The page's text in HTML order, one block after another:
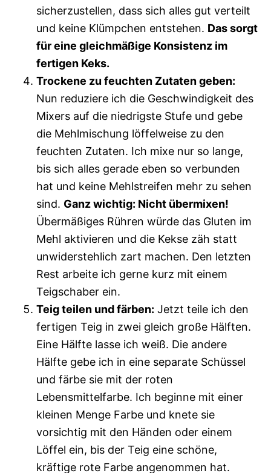
sicherzustellen, dass sich alles gut verteilt
und keine Klümpchen entstehen. Das sorgt
für eine gleichmäßige Konsistenz im
fertigen Keks.
Trockene zu feuchten Zutaten geben:
Nun reduziere ich die Geschwindigkeit des
Mixers auf die niedrigste Stufe und gebe
die Mehlmischung löffelweise zu den
feuchten Zutaten. Ich mixe nur so lange,
bis sich alles gerade eben so verbunden
hat und keine Mehlstreifen mehr zu sehen
sind. Ganz wichtig: Nicht übermixen!
Übermäßiges Rühren würde das Gluten im
Mehl aktivieren und die Kekse zäh statt
unwiderstehlich zart machen. Den letzten
Rest arbeite ich gerne kurz mit einem
Teigschaber ein.
Teig teilen und färben: Jetzt teile ich den
fertigen Teig in zwei gleich große Hälften.
Eine Hälfte lasse ich weiß. Die andere
Hälfte gebe ich in eine separate Schüssel
und färbe sie mit der roten
Lebensmittelfarbe. Ich beginne mit einer
kleinen Menge Farbe und knete sie
vorsichtig mit den Händen oder einem
Löffel ein, bis der Teig eine schöne,
kräftige rote Farbe angenommen hat.